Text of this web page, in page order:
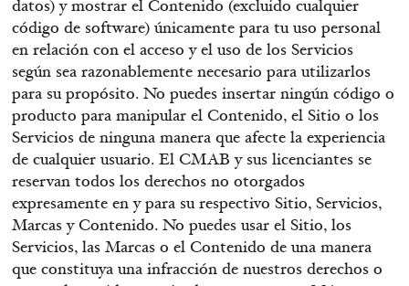
datos) y mostrar el Contenido (excluido cualquier
código de software) únicamente para tu uso personal
en relación con el acceso y el uso de los Servicios
según sea razonablemente necesario para utilizarlos
para su propósito. No puedes insertar ningún código o
producto para manipular el Contenido, el Sitio o los
Servicios de ninguna manera que afecte la experiencia
de cualquier usuario. El CMAB y sus licenciantes se
reservan todos los derechos no otorgados
expresamente en y para su respectivo Sitio, Servicios,
Marcas y Contenido. No puedes usar el Sitio, los
Servicios, las Marcas o el Contenido de una manera
que constituya una infracción de nuestros derechos o